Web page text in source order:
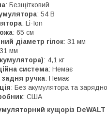
: Безщітковий
: 54 В
: Li-Ion
: 65 см
діаметр гілок: 31 мм
мм
: 4,1 кг
система: Немає
ручка: Немає
: Без акумулятора та
: США
кущоріз DeWALT